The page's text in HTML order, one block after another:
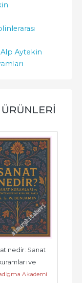
Aytekin
nedir: Sanat
ve
kısa bir
Akademi